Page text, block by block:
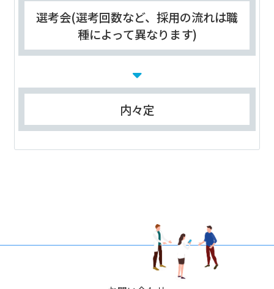
選考会(選考回数など、採用の流れは職
種によって異なります)
内々定